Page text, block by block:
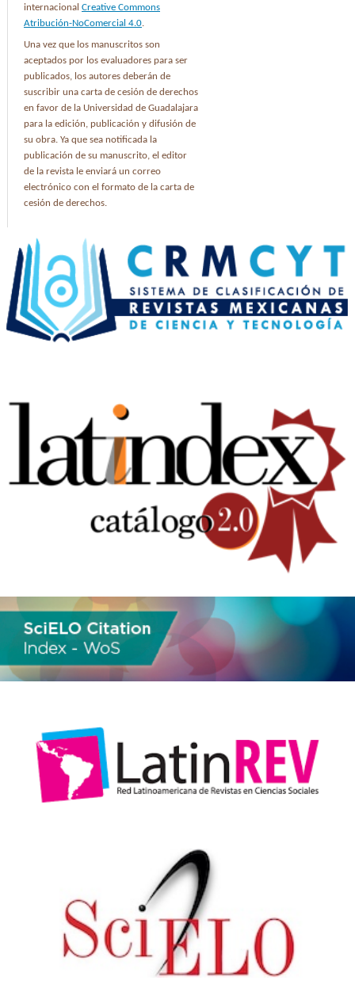
internacional Creative Commons
Atribución-NoComercial 4.0.
Una vez que los manuscritos son
aceptados por los evaluadores para ser
publicados, los autores deberán de
suscribir una carta de cesión de derechos
en favor de la Universidad de Guadalajara
para la edición, publicación y difusión de
su obra. Ya que sea notificada la
publicación de su manuscrito, el editor
de la revista le enviará un correo
electrónico con el formato de la carta de
cesión de derechos.